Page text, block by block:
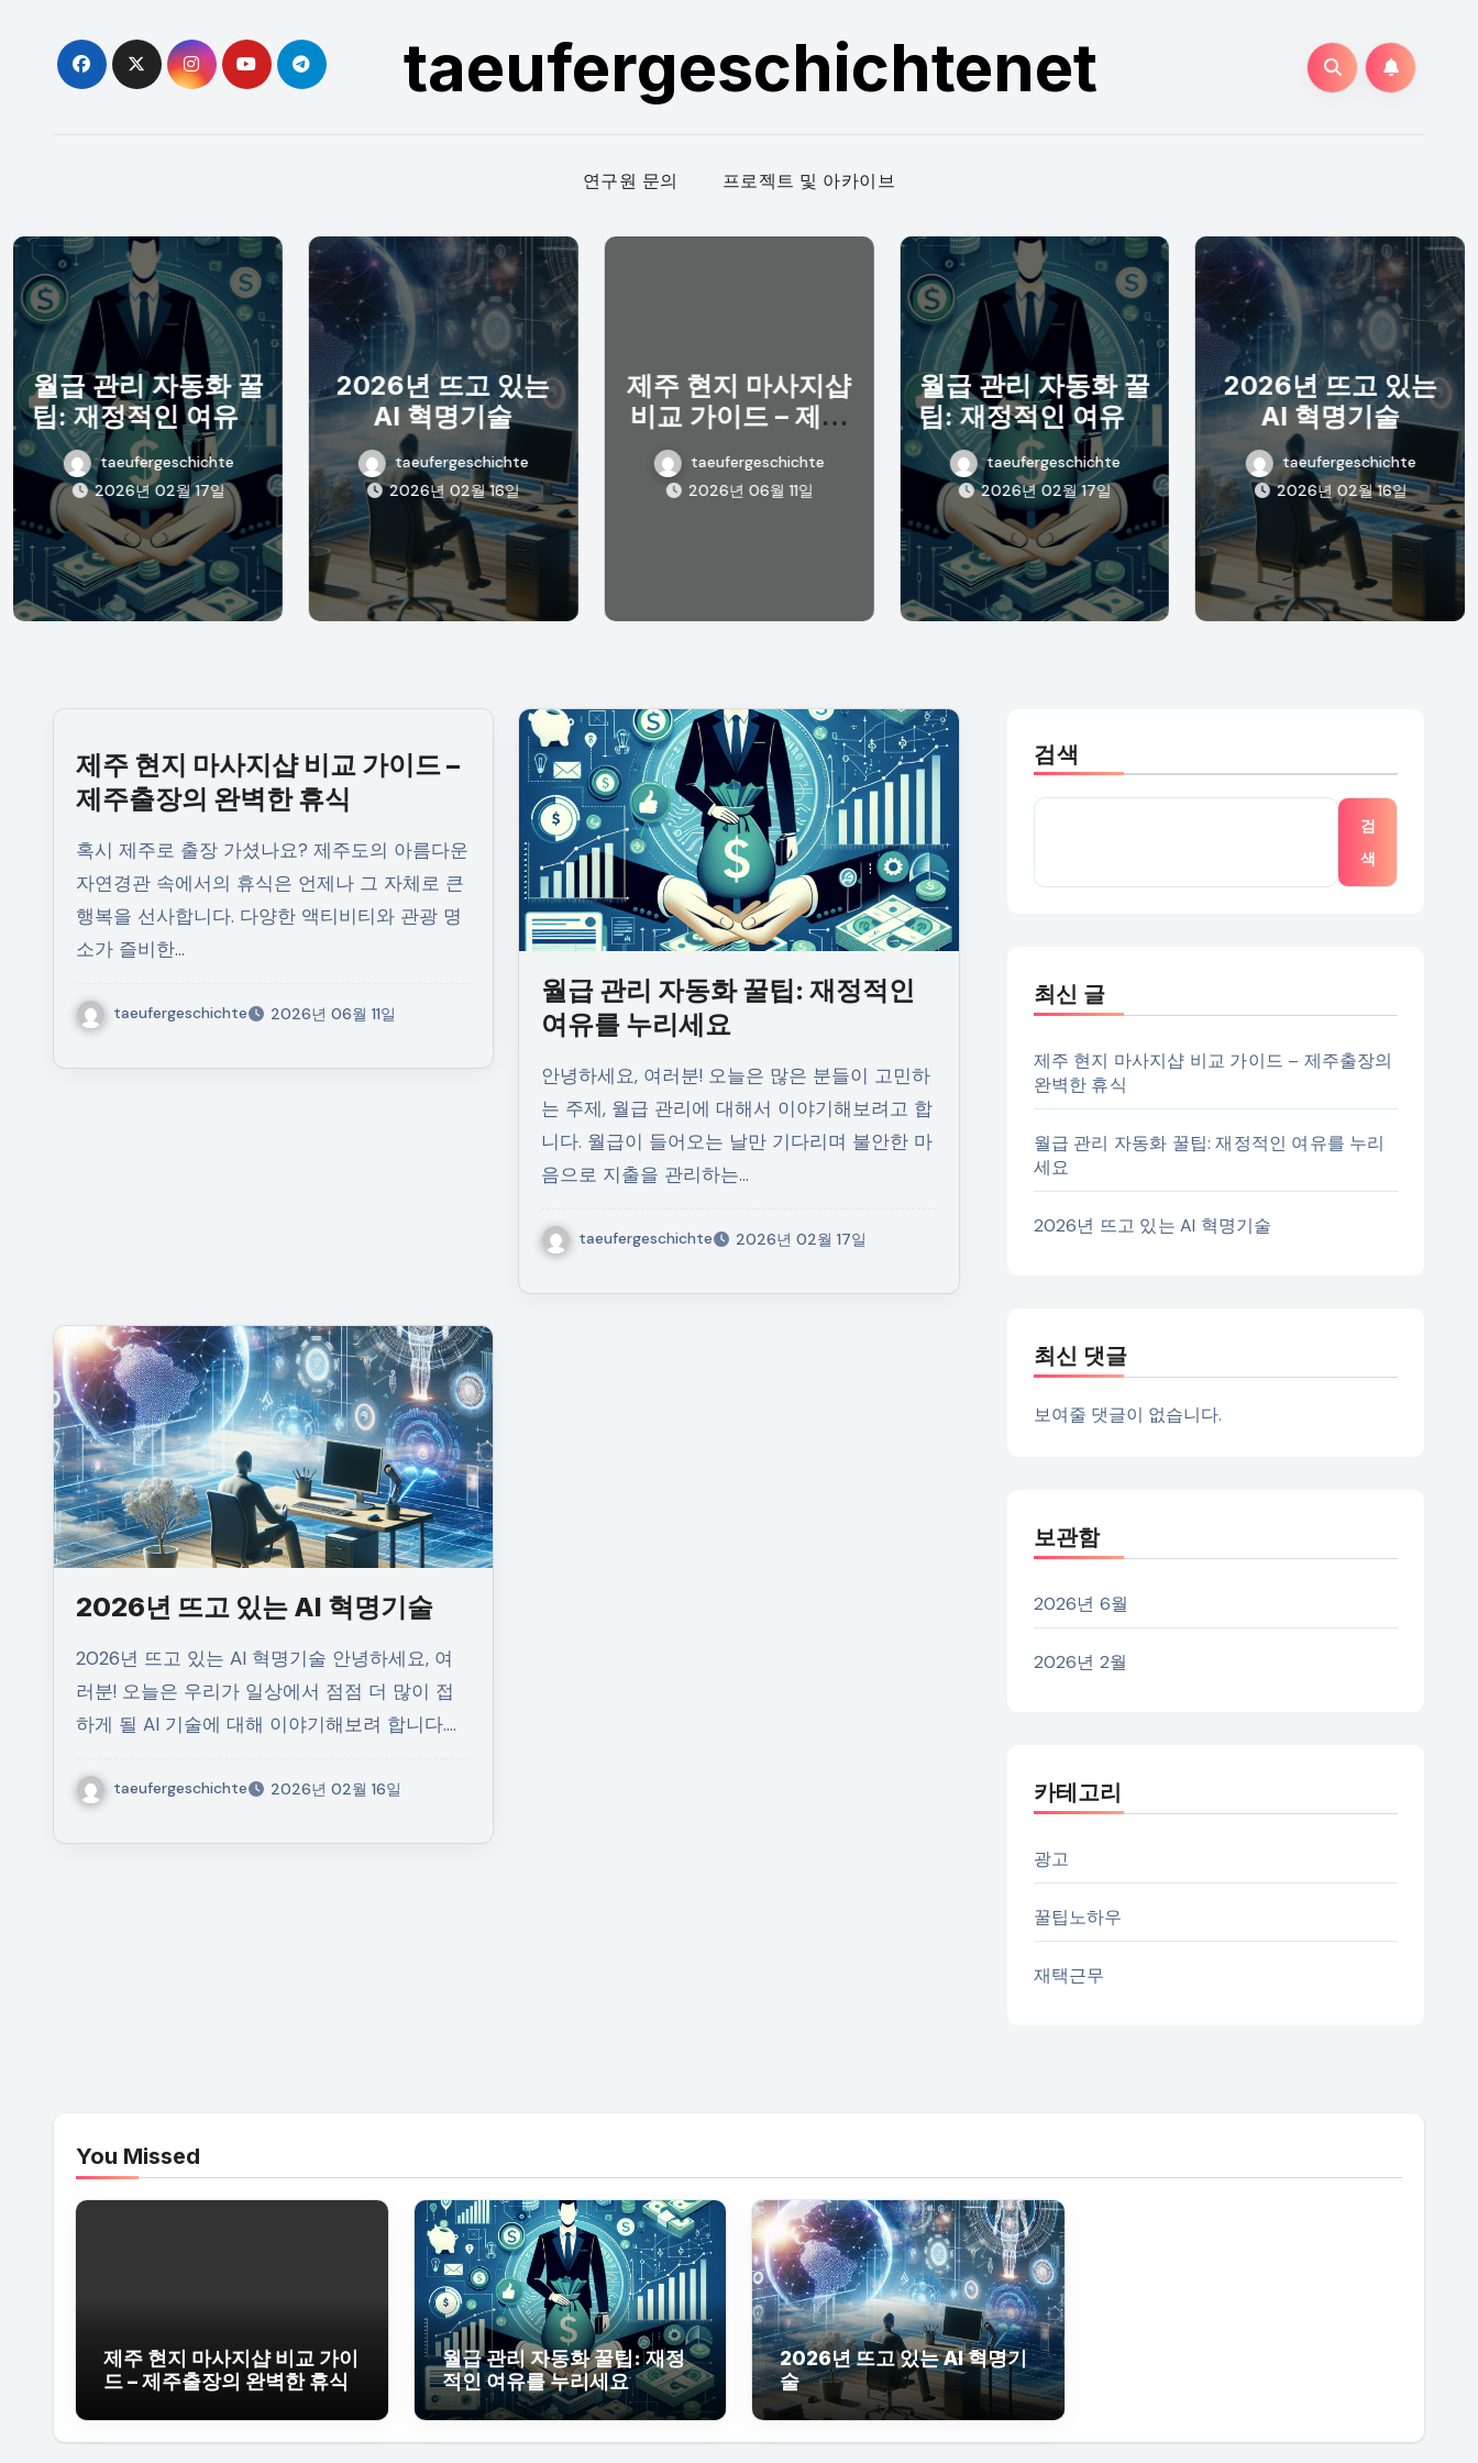
content
taeufergeschichtenet
연구원 문의 프로젝트 및 아카이브
월급 관리 자동화 꿀
팁: 재정적인 여유를
누리세요
taeufergeschichte
2026년 02월 17일
2026년 뜨고 있는
AI 혁명기술
taeufergeschichte
2026년 02월 16일
제주 현지 마사지샵
비교 가이드 – 제주
출장의 완벽한 휴식
taeufergeschichte
2026년 06월 11일
월급 관리 자동화 꿀
팁: 재정적인 여유를
누리세요
taeufergeschichte
2026년 02월 17일
2026년 뜨고 있는
AI 혁명기술
taeufergeschichte
2026년 02월 16일
제주 현지 마사지샵 비교 가이드 –
제주출장의 완벽한 휴식
혹시 제주로 출장 가셨나요? 제주도의 아름다운
자연경관 속에서의 휴식은 언제나 그 자체로 큰
행복을 선사합니다. 다양한 액티비티와 관광 명
소가 즐비한…
taeufergeschichte 2026년 06월 11일
월급 관리 자동화 꿀팁: 재정적인
여유를 누리세요
안녕하세요, 여러분! 오늘은 많은 분들이 고민하
는 주제, 월급 관리에 대해서 이야기해보려고 합
니다. 월급이 들어오는 날만 기다리며 불안한 마
음으로 지출을 관리하는…
taeufergeschichte 2026년 02월 17일
2026년 뜨고 있는 AI 혁명기술
2026년 뜨고 있는 AI 혁명기술 안녕하세요, 여
러분! 오늘은 우리가 일상에서 점점 더 많이 접
하게 될 AI 기술에 대해 이야기해보려 합니다.…
taeufergeschichte 2026년 02월 16일
검색
검
색
최신 글
제주 현지 마사지샵 비교 가이드 – 제주출장의
완벽한 휴식
월급 관리 자동화 꿀팁: 재정적인 여유를 누리
세요
2026년 뜨고 있는 AI 혁명기술
최신 댓글
보여줄 댓글이 없습니다.
보관함
2026년 6월
2026년 2월
카테고리
광고
꿀팁노하우
재택근무
You Missed
제주 현지 마사지샵 비교 가이
드 – 제주출장의 완벽한 휴식
월급 관리 자동화 꿀팁: 재정
적인 여유를 누리세요
2026년 뜨고 있는 AI 혁명기
술